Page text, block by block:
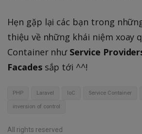
Hẹn gặp lại các bạn trong
thiệu về những khái niệm xoay
Container như Service
Facadessắp tới ^^!
PHP Laravel IoC Service Container
inversion of control
All rights reserved